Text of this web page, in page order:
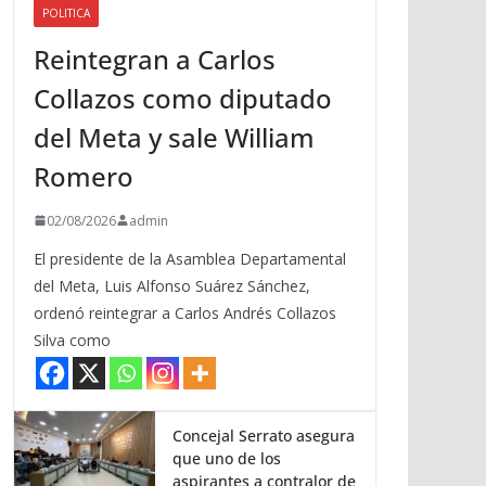
i
b
a
j
o
a
POLITICA
Reintegran a Carlos
Collazos como diputado
del Meta y sale William
Romero
02/08/2026 admin
El presidente de la Asamblea Departamental
del Meta, Luis Alfonso Suárez Sánchez,
ordenó reintegrar a Carlos Andrés Collazos
Silva como
Concejal Serrato asegura
que uno de los
aspirantes a contralor de